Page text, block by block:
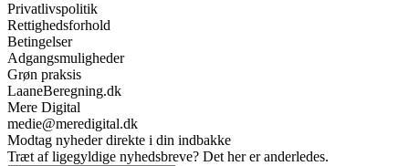
Privatlivspolitik
Rettighedsforhold
Betingelser
Adgangsmuligheder
Grøn praksis
LaaneBeregning.dk
Mere Digital
medie@meredigital.dk
Modtag nyheder direkte i din indbakke
Træt af ligegyldige nyhedsbreve? Det her er anderledes.